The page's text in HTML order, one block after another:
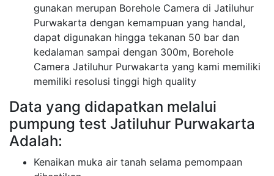
gunakan merupan Borehole Camera di Jatiluhur
Purwakarta dengan kemampuan yang handal,
dapat digunakan hingga tekanan 50 bar dan
kedalaman sampai dengan 300m, Borehole
Camera Jatiluhur Purwakarta yang kami memiliki
memiliki resolusi tinggi high quality
Data yang didapatkan melalui
pumpung test Jatiluhur Purwakarta
Adalah:
Kenaikan muka air tanah selama pemompaan